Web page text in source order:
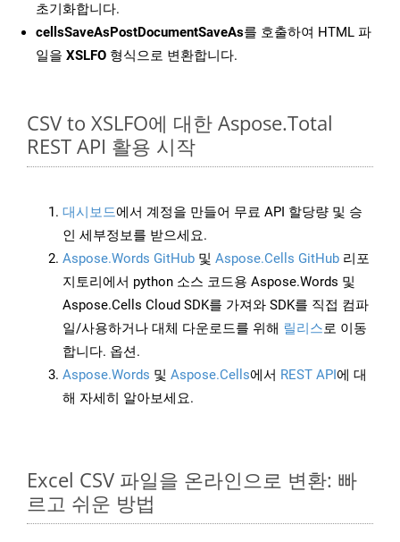
초기화합니다.
cellsSaveAsPostDocumentSaveAs를 호출하여 HTML 파
일을 XSLFO 형식으로 변환합니다.
CSV to XSLFO에 대한 Aspose.Total
REST API 활용 시작
대시보드에서 계정을 만들어 무료 API 할당량 및 승
인 세부정보를 받으세요.
Aspose.Words GitHub 및 Aspose.Cells GitHub 리포
지토리에서 python 소스 코드용 Aspose.Words 및
Aspose.Cells Cloud SDK를 가져와 SDK를 직접 컴파
일/사용하거나 대체 다운로드를 위해 릴리스로 이동
합니다. 옵션.
Aspose.Words 및 Aspose.Cells에서 REST API에 대
해 자세히 알아보세요.
Excel CSV 파일을 온라인으로 변환: 빠
르고 쉬운 방법